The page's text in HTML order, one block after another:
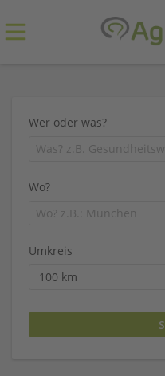
Wer oder was?
Wo?
Umkreis